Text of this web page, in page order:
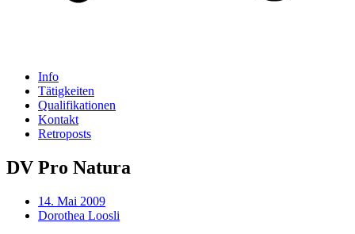
Info
Tätigkeiten
Qualifikationen
Kontakt
Retroposts
DV Pro Natura
14. Mai 2009
Dorothea Loosli